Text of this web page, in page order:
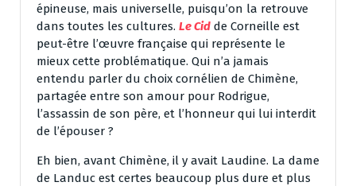
épineuse, mais universelle, puisqu’on la retrouve
dans toutes les cultures. Le Cid de Corneille est
peut-être l’œuvre française qui représente le
mieux cette problématique. Qui n’a jamais
entendu parler du choix cornélien de Chimène,
partagée entre son amour pour Rodrigue,
l’assassin de son père, et l’honneur qui lui interdit
de l’épouser ?
Eh bien, avant Chimène, il y avait Laudine. La dame
de Landuc est certes beaucoup plus dure et plus